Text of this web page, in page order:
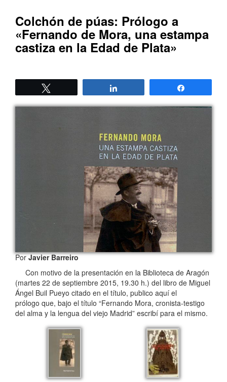
Colchón de púas: Prólogo a
«Fernando de Mora, una estampa
castiza en la Edad de Plata»
PorJavier Barreiro
Con motivo de la presentación en la Biblioteca de Aragón
(martes 22 de septiembre 2015, 19.30 h.) del libro de Miguel
Ángel Buil Pueyo citado en el título, publico aquí el
prólogo que, bajo el título “Fernando Mora, cronista-testigo
del alma y la lengua del viejo Madrid” escribí para el mismo.